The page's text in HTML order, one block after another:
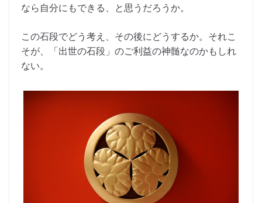
なら自分にもできる、と思うだろうか。
この石段でどう考え、その後にどうするか。それこ
そが、「出世の石段」のご利益の神髄なのかもしれ
ない。